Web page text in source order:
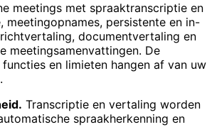
meetings met spraaktranscriptie en
meetingopnames, persistente en in-
documentvertaling en
meetingsamenvattingen. De
en limieten hangen af van uw
Transcriptie en vertaling worden
spraakherkenning en